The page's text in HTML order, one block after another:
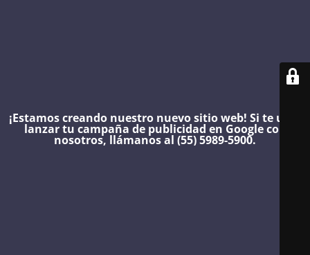
¡Estamos creando nuestro nuevo sitio web! Si te urge
lanzar tu campaña de publicidad en Google con
nosotros, llámanos al (55) 5989-5900.